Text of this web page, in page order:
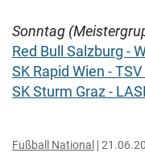
Sonntag
Red Bull Salzburg -
SK Rapid Wien -
SK Sturm Graz -
Fußball National